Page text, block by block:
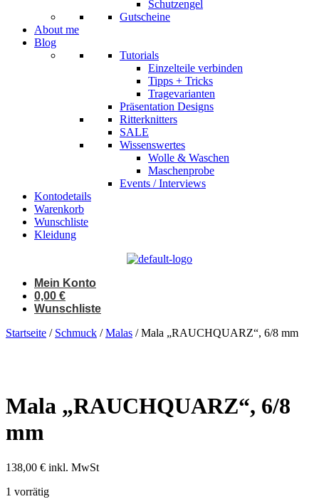
Schutzengel
Gutscheine
About me
Blog
Tutorials
Einzelteile verbinden
Tipps + Tricks
Tragevarianten
Präsentation Designs
Ritterknitters
SALE
Wissenswertes
Wolle & Waschen
Maschenprobe
Events / Interviews
Kontodetails
Warenkorb
Wunschliste
Kleidung
Mein Konto
0,00 €
Wunschliste
Startseite / Schmuck /Malas / Mala „RAUCHQUARZ“, 6/8 mm
Mala „RAUCHQUARZ“, 6/8
mm
138,00 € inkl. MwSt
1 vorrätig